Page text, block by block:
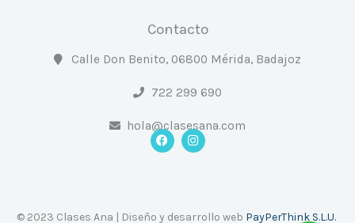
Contacto
Calle Don Benito, 06800 Mérida, Badajoz
722 299 690
hola@clasesana.com
F
a
I
n
© 2023 Clases Ana | Diseño y desarrollo web PayPerThink S.L.U.